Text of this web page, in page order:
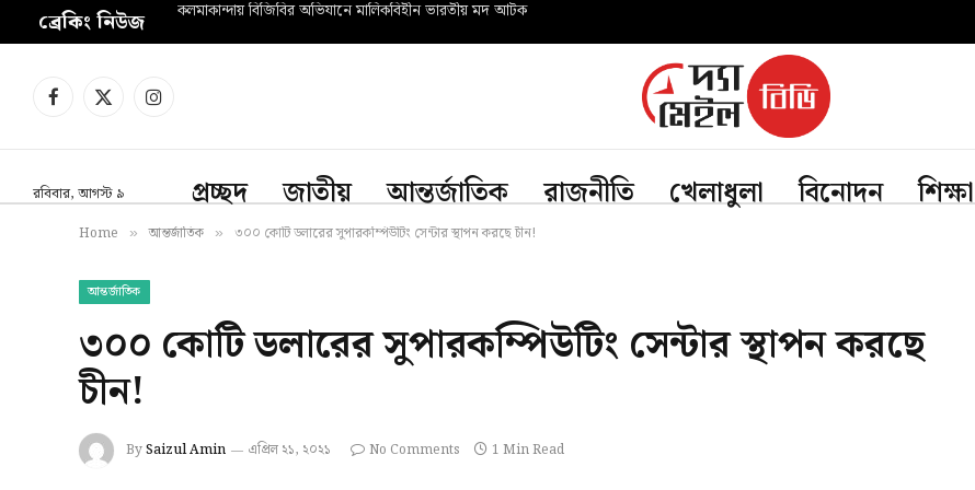
ব্রেকিং নিউজ কলমাকান্দায় বিজিবির অভিযানে মালিকবিহীন ভারতীয় মদ আটক
Facebook
X
Instagram
রবিবার, আগস্ট ৯ প্রচ্ছদ জাতীয় আন্তর্জাতিক রাজনীতি খেলাধুলা বিনোদন শিক্ষা
Home » আন্তর্জাতিক » ৩০০ কোটি ডলারের সুপারকম্পিউটিং সেন্টার স্থাপন করছে চীন!
আন্তর্জাতিক
৩০০ কোটি ডলারের সুপারকম্পিউটিং সেন্টার স্থাপন করছে
চীন!
BySaizul Amin এপ্রিল ২১, ২০২১ No Comments 1 Min Read